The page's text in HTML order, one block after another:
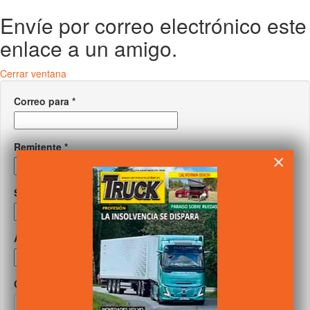
Envíe por correo electrónico este
enlace a un amigo.
Cerrar ventana
Correo para *
Remitente*
Su correo
Asunto
Captcha
×